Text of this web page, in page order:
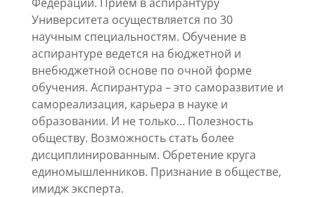
Университета осуществляется по 30
научным специальностям. Обучение в
аспирантуре ведется на бюджетной и
внебюджетной основе по очной форме
обучения. Аспирантура – это саморазвитие и
самореализация, карьера в науке и
образовании. И не только… Полезность
обществу. Возможность стать более
дисциплинированным. Обретение круга
единомышленников. Признание в обществе,
имидж эксперта.